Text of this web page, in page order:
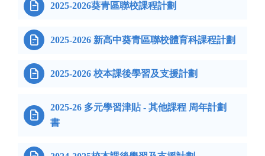
 2025-2026葵青區聯校課程計劃
 2025-2026 新高中葵青區聯校體育科課程計劃
 2025-2026 校本課後學習及支援計劃

2025-26 多元學習津貼 - 其他課程 周年計劃
書